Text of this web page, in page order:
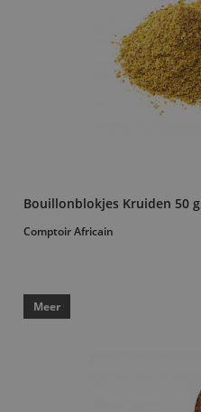
Bouillonblokjes Kruiden 50 g
Comptoir Africain
Meer